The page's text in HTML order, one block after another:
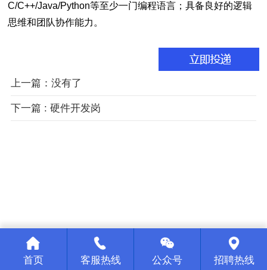
C/C++/Java/Python等至少一门编程语言；具备良好的逻辑
思维和团队协作能力。
上一篇：没有了
下一篇 : 硬件开发岗
首页 客服热线 公众号 招聘热线